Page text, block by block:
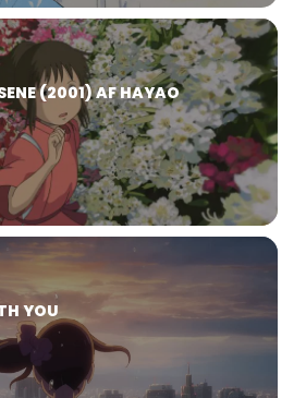
(2001) AF HAYAO
YOU